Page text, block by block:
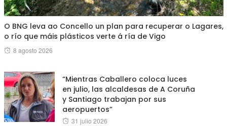
O BNG leva ao Concello un plan para recuperar o Lagares,
o río que máis plásticos verte á ría de Vigo
Posted
8 agosto 2026
“Mientras Caballero coloca luces
en julio, las alcaldesas de A Coruña
y Santiago trabajan por sus
aeropuertos”
Posted
31 julio 2026